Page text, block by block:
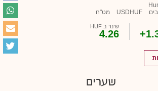
USDHUF מט"ח
שינוי ב HUF
4.26
שערים